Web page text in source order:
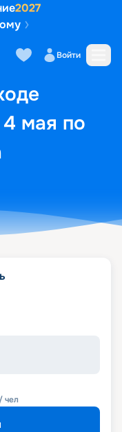
2027
Войти
мая по
Маршрут и
чел